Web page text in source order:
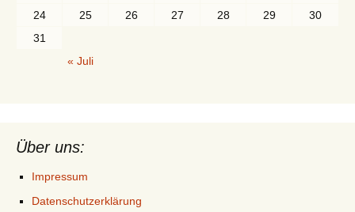
24
25 26 27 28 29
30
31
« Juli
Über uns:
Impressum
Datenschutzerklärung